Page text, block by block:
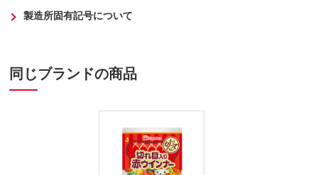
製造所固有記号について
同じブランドの商品